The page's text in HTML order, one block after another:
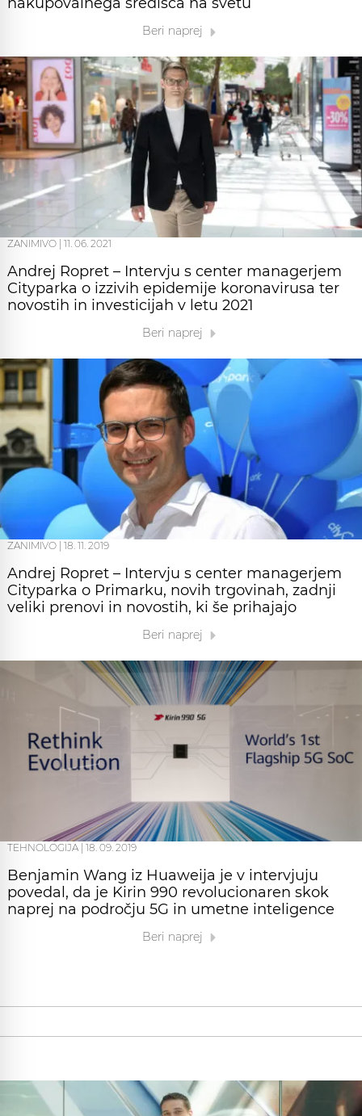
nakupovalnega središča na svetu
Beri naprej
ZANIMIVO 11. 06. 2021
Andrej Ropret – Intervju s center managerjem
Cityparka o izzivih epidemije koronavirusa ter
novostih in investicijah v letu 2021
Beri naprej
ZANIMIVO 18. 11. 2019
Andrej Ropret – Intervju s center managerjem
Cityparka o Primarku, novih trgovinah, zadnji
veliki prenovi in novostih, ki še prihajajo
Beri naprej
TEHNOLOGIJA 18. 09. 2019
Benjamin Wang iz Huaweija je v intervjuju
povedal, da je Kirin 990 revolucionaren skok
naprej na področju 5G in umetne inteligence
Beri naprej